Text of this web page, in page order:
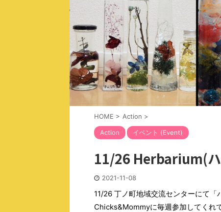
HOME > Action >
Action イベント (Event)
11/26 Herbarium(
2021-11-08
11/26 丁ノ町地域交流センターにて
Chicks&Mommyに毎週参加してくれ